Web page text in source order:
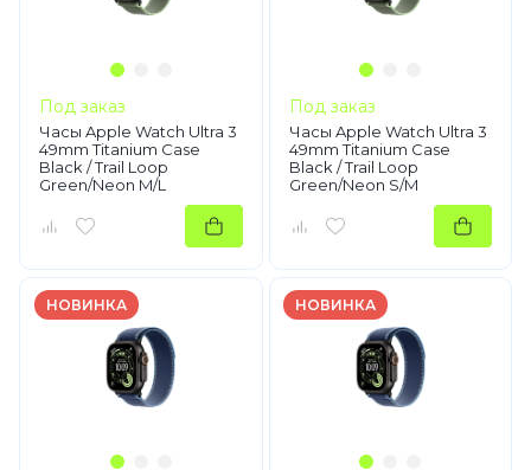
Под заказ
Часы Apple Watch Ultra 3
49mm Titanium Case
Black / Trail Loop
Green/Neon M/L
Под заказ
Часы Apple Watch Ultra 3
49mm Titanium Case
Black / Trail Loop
Green/Neon S/M
НОВИНКА НОВИНКА